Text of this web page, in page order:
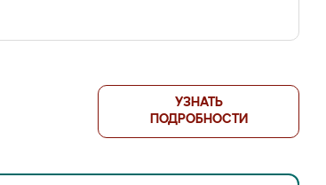
УЗНАТЬ
ПОДРОБНОСТИ